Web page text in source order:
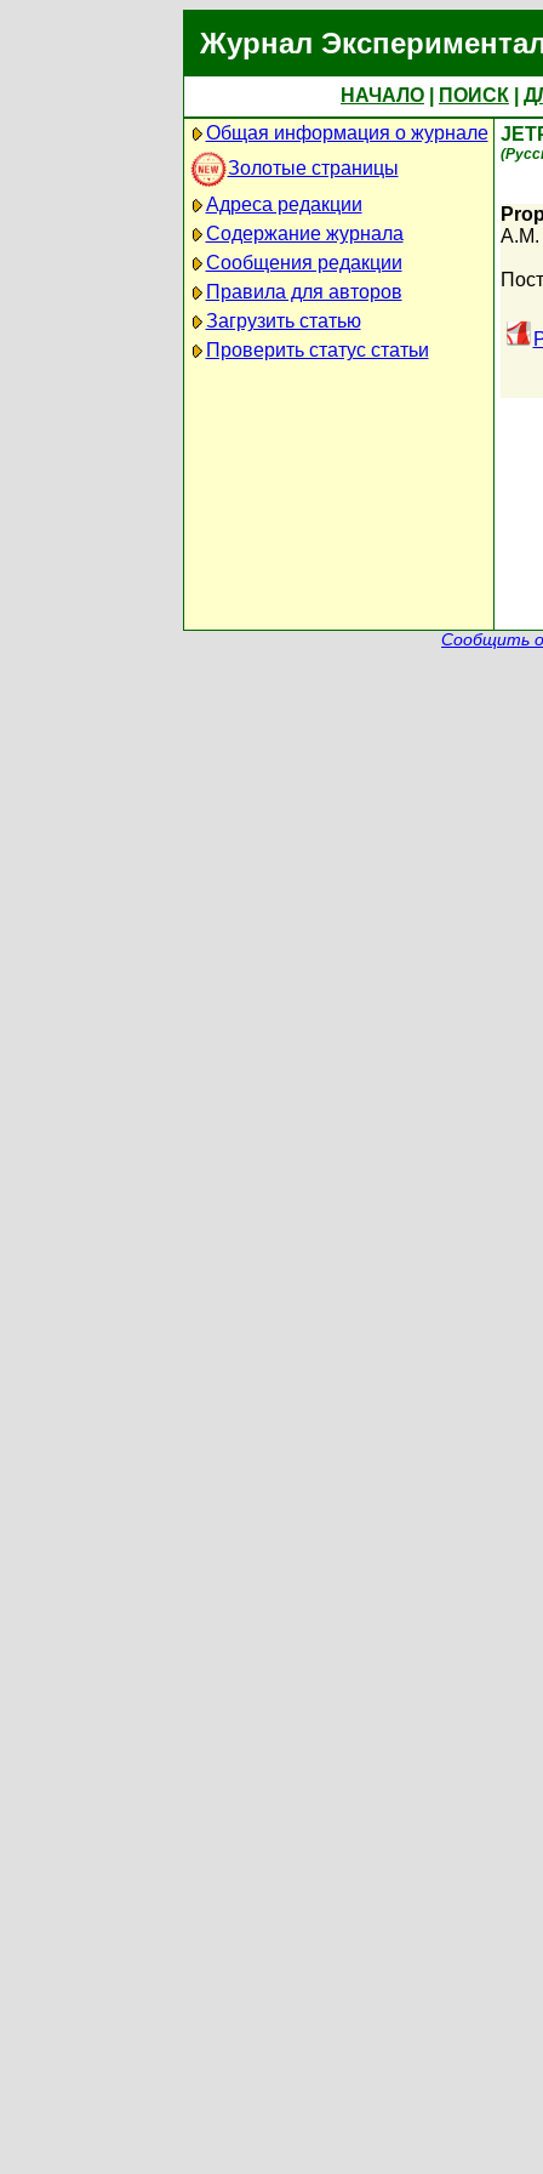
Журнал
НАЧАЛО ПОИСК
Общая информация о журнале
Золотые страницы
Адреса редакции
Содержание журнала
Сообщения редакции
Правила для авторов
Загрузить статью
Проверить статус статьи
A.M.
Сообщить о